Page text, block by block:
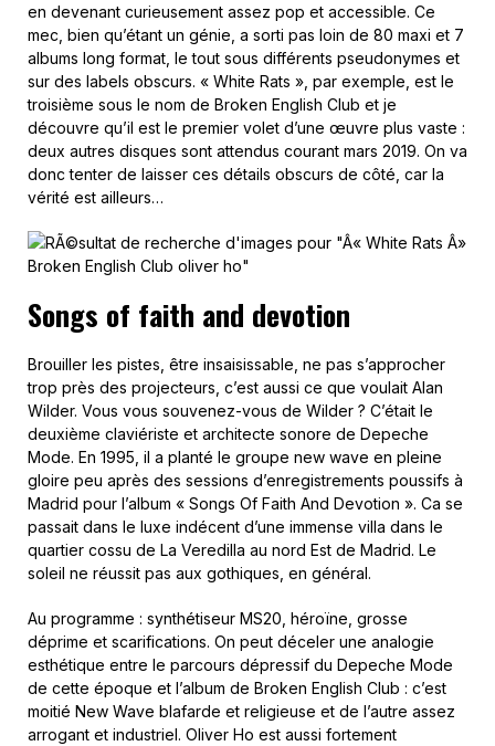
en devenant curieusement assez pop et accessible. Ce
mec, bien qu’étant un génie, a sorti pas loin de 80 maxi et 7
albums long format, le tout sous différents pseudonymes et
sur des labels obscurs. « White Rats », par exemple, est le
troisième sous le nom de Broken English Club et je
découvre qu’il est le premier volet d’une œuvre plus vaste :
deux autres disques sont attendus courant mars 2019. On va
donc tenter de laisser ces détails obscurs de côté, car la
vérité est ailleurs…
Songs of faith and devotion
Brouiller les pistes, être insaisissable, ne pas s’approcher
trop près des projecteurs, c’est aussi ce que voulait Alan
Wilder. Vous vous souvenez-vous de Wilder ? C’était le
deuxième claviériste et architecte sonore de Depeche
Mode. En 1995, il a planté le groupe new wave en pleine
gloire peu après des sessions d’enregistrements poussifs à
Madrid pour l’album « Songs Of Faith And Devotion ». Ca se
passait dans le luxe indécent d’une immense villa dans le
quartier cossu de La Veredilla au nord Est de Madrid. Le
soleil ne réussit pas aux gothiques, en général.
Au programme : synthétiseur MS20, héroïne, grosse
déprime et scarifications. On peut déceler une analogie
esthétique entre le parcours dépressif du Depeche Mode
de cette époque et l’album de Broken English Club : c’est
moitié New Wave blafarde et religieuse et de l’autre assez
arrogant et industriel. Oliver Ho est aussi fortement